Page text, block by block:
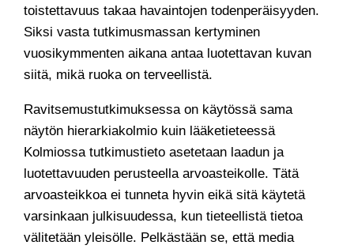
toistettavuus takaa havaintojen todenperäisyyden.
Siksi vasta tutkimusmassan kertyminen
vuosikymmenten aikana antaa luotettavan kuvan
siitä, mikä ruoka on terveellistä.
Ravitsemustutkimuksessa on käytössä sama
näytön hierarkiakolmio kuin lääketieteessä
Kolmiossa tutkimustieto asetetaan laadun ja
luotettavuuden perusteella arvoasteikolle. Tätä
arvoasteikkoa ei tunneta hyvin eikä sitä käytetä
varsinkaan julkisuudessa, kun tieteellistä tietoa
välitetään yleisölle. Pelkästään se, että media